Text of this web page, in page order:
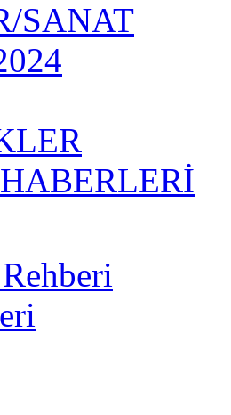
SANAT